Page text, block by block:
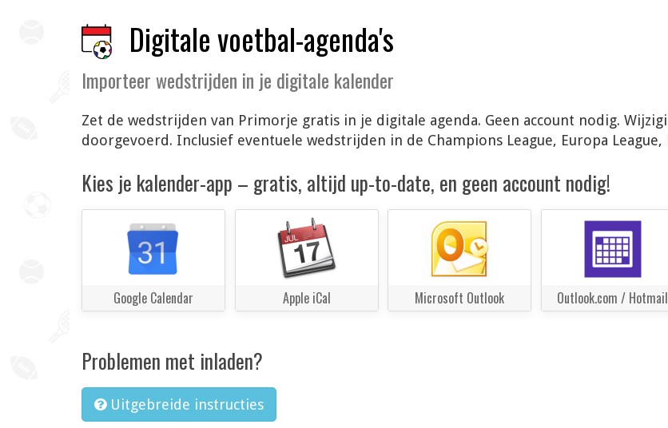
Digitale voetbal-agenda's
Importeer wedstrijden in je digitale kalender
Zet de wedstrijden van Primorje gratis in je digitale agenda. Geen account nodig.
doorgevoerd. Inclusief eventuele wedstrijden in de Champions League, Europa League,
Kies je kalender-app – gratis, altijd up-to-date, en geen account nodig!
Google Calendar Apple iCal Microsoft Outlook Outlook.com / Hotmail
Problemen met inladen?
Uitgebreide instructies